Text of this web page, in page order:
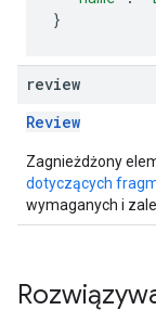
}
review
Review
Zagnieżdżony
dotyczących
wymaganych i